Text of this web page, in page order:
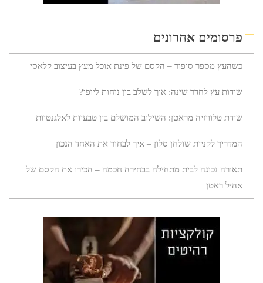
פרסומים אחרונים
כשהעץ מספר סיפור – הקסם של פינת אוכל מעץ בעיצוב קלאסי
שידות עץ לחדר שינה: איך לשלב בין נוחות ליופי?
שידת טלוויזיה מראטן: השילוב המושלם בין טבעיות לאלגנטיות
המדריך לקניית שולחן סלון – איך לבחור את האחד הנכון
תאורה נכונה לבית מתחילה בבחירה חכמה – הכירו את הקסם של
אהיל ראטן